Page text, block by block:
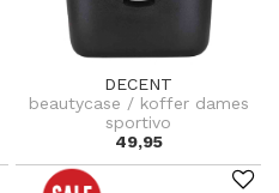
DECENT
beautycase / koffer dames
sportivo
49,95